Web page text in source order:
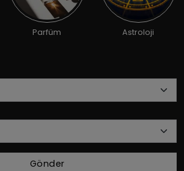
Parfüm Astroloji
Gönder